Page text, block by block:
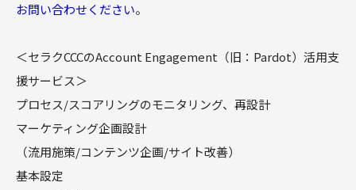
お問い合わせください。
＜セラクCCCのAccount Engagement（旧：Pardot）活用支
援サービス＞
プロセス/スコアリングのモニタリング、再設計
マーケティング企画設計
（流用施策/コンテンツ企画/サイト改善）
基本設定